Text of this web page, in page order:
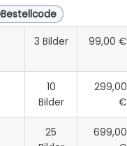
Bestellcode
3 Bilder 99,00 €
10
Bilder
299,00
€
25
699,00